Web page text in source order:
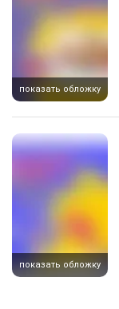
показать обложку
показать обложку